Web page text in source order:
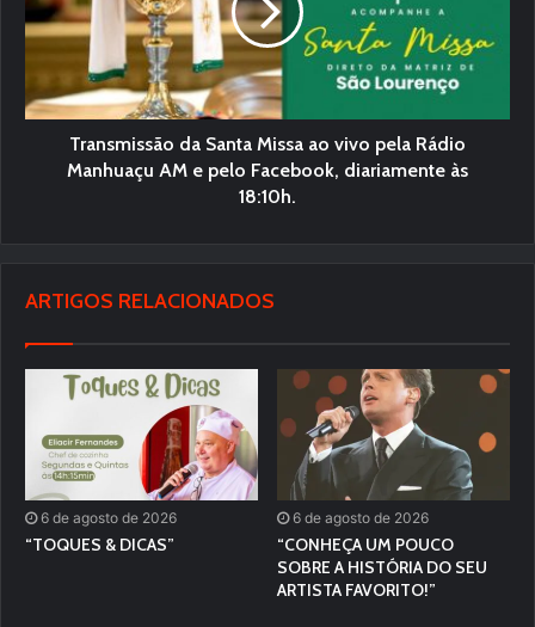
Transmissão da Santa Missa ao vivo pela Rádio
Manhuaçu AM e pelo Facebook, diariamente às
18:10h.
ARTIGOS RELACIONADOS
6 de agosto de 2026
“TOQUES & DICAS”
6 de agosto de 2026
“CONHEÇA UM POUCO
SOBRE A HISTÓRIA DO SEU
ARTISTA FAVORITO!”